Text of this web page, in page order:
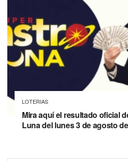
LOTERIAS
Mira aquí el resultado oficial
Luna del lunes 3 de agosto